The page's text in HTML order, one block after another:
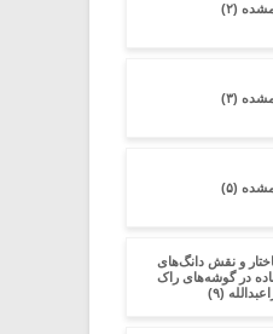
(۲)
(۳)
(۵)
و نقش دانگ‌های
در گوشه‌های راک
(۹)